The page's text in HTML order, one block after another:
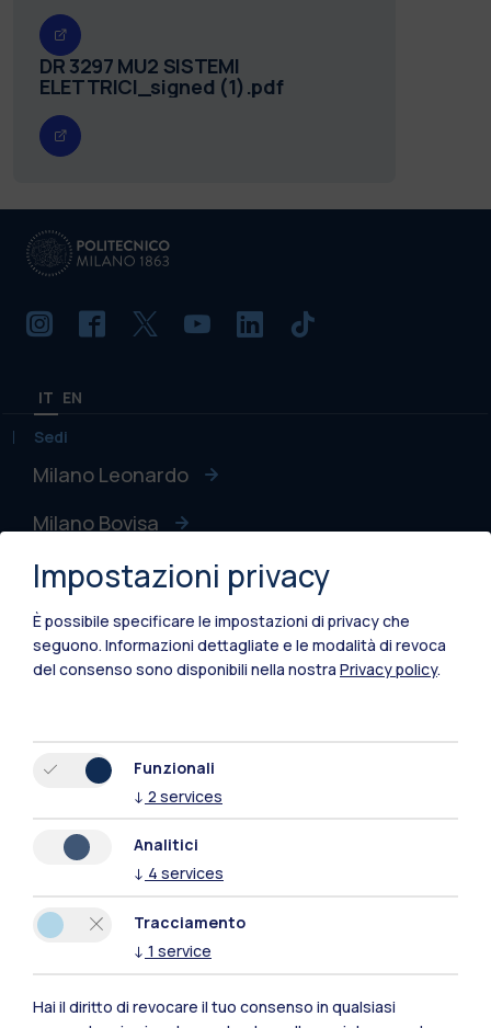
DR 3297 MU2 SISTEMI
ELETTRICI_signed (1).pdf
IT EN
Sedi
Milano Leonardo
Milano Bovisa
Cremona
Lecco
Mantova
Xi'an
Naviga il sito
Contattaci
Impostazioni privacy
È possibile specificare le impostazioni di privacy che
seguono. Informazioni dettagliate e le modalità di revoca
del consenso sono disponibili nella nostra Privacy policy.
Funzionali
↓ 2 services
Analitici
↓ 4 services
Tracciamento
↓ 1 service
Hai il diritto di revocare il tuo consenso in qualsiasi